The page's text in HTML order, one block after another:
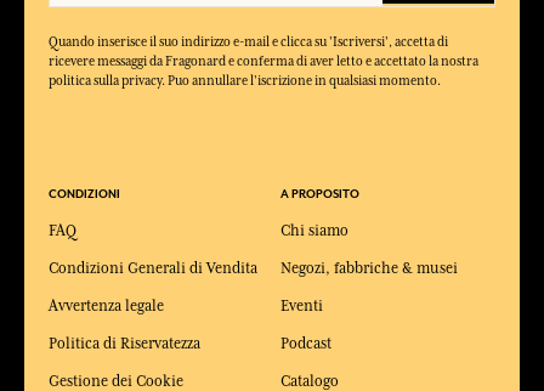
Quando inserisce il suo indirizzo e-mail e clicca su 'Iscriversi', accetta di
ricevere messaggi da Fragonard e conferma di aver letto e accettato la nostra
politica sulla privacy. Puo annullare l'iscrizione in qualsiasi momento.
CONDIZIONI
FAQ
Condizioni Generali di Vendita
Avvertenza legale
Politica di Riservatezza
Gestione dei Cookie
A PROPOSITO
Chi siamo
Negozi, fabbriche & musei
Eventi
Podcast
Catalogo